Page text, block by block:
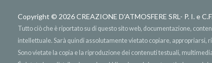
Copyright © 2026CREAZIONE D'ATMOSFERE SRL - P. I. e
Tutto ciò che è riportato su di questo sito web, documentazione,
intellettuale. Sarà quindi assolutamente vietato copiare,
Sono vietate la copia e la riproduzione dei contenuti testuali,